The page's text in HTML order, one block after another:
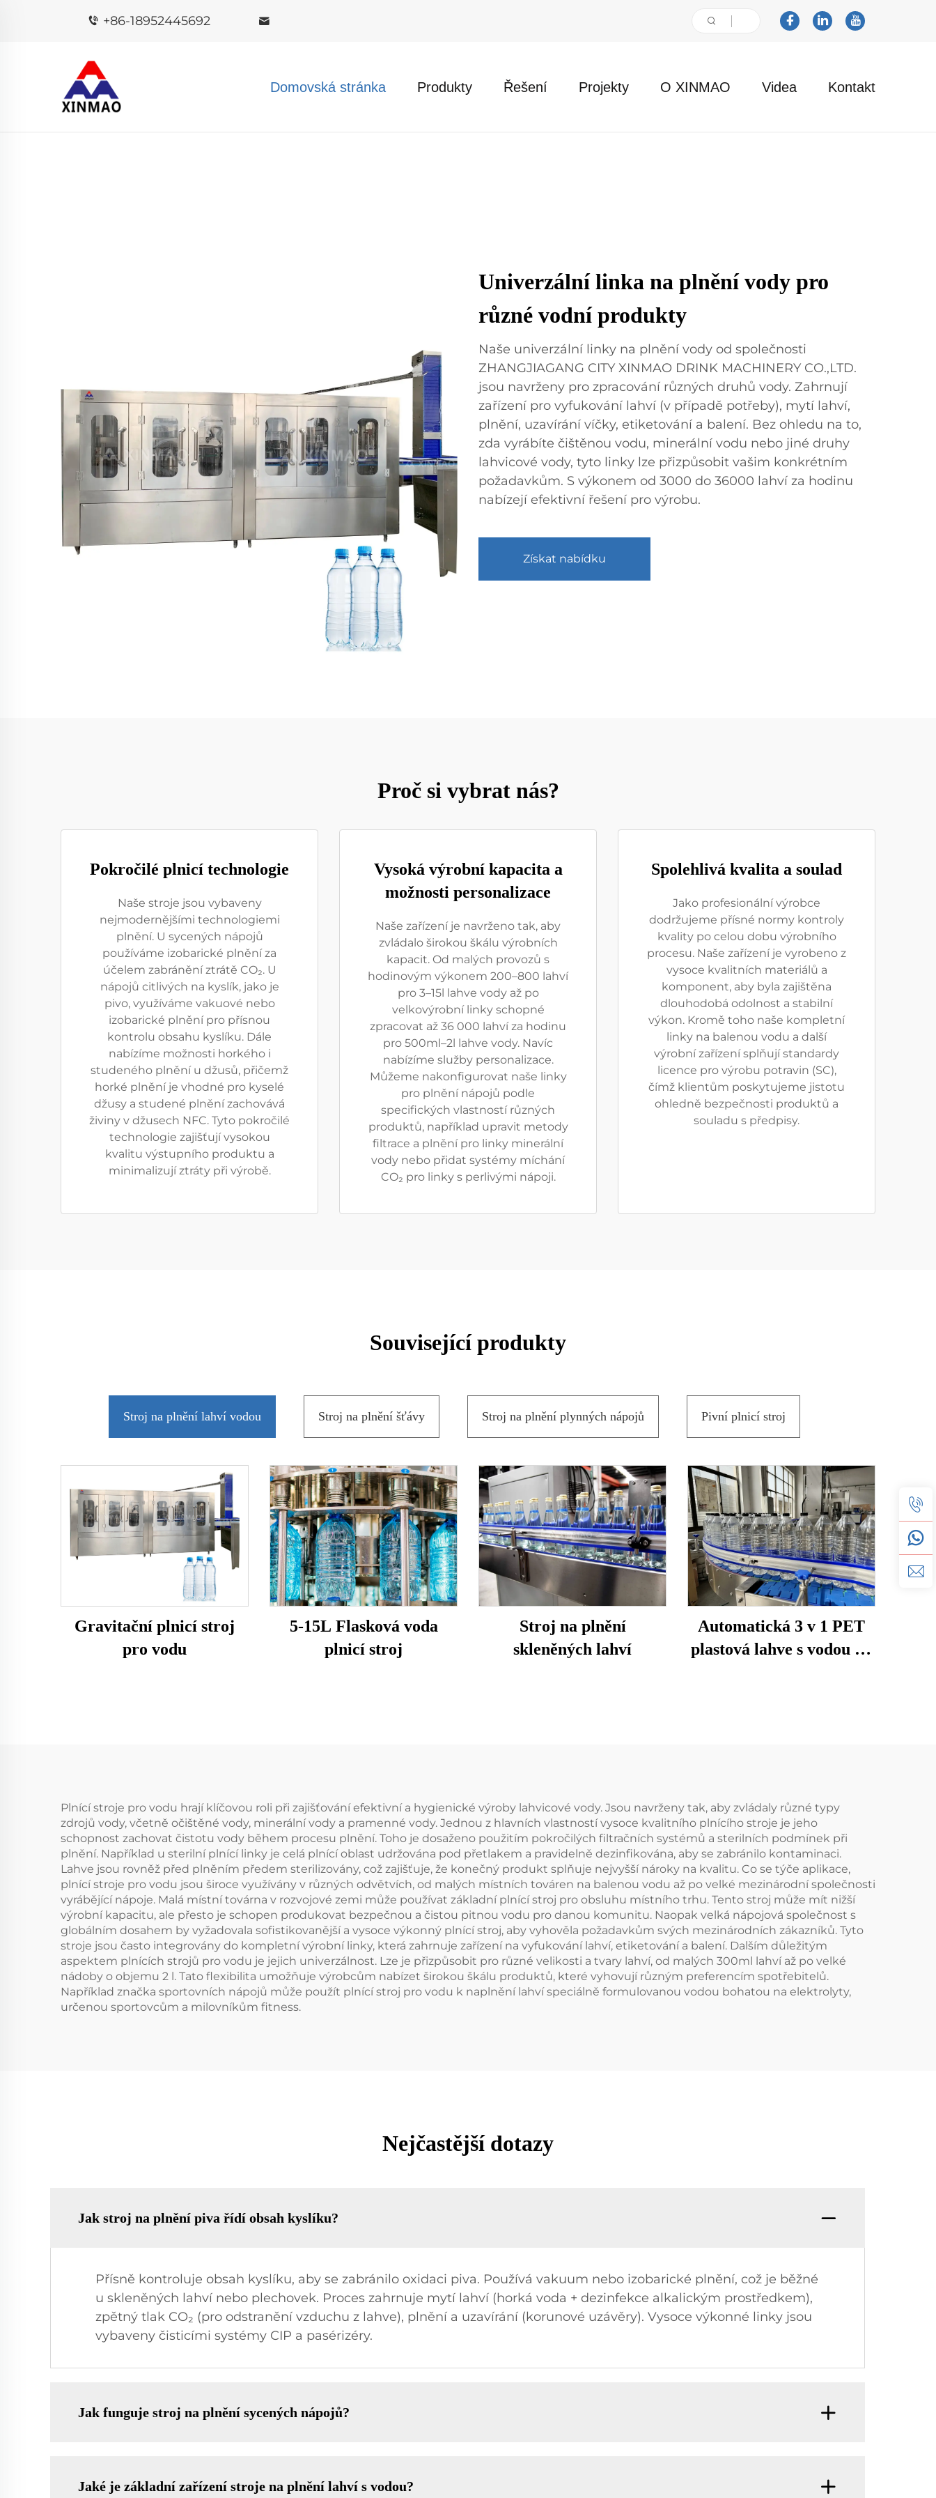
+86-18952445692
Domovská stránka Produkty Řešení Projekty O XINMAO Videa Kontakt
Univerzální linka na plnění vody pro
různé vodní produkty
Naše univerzální linky na plnění vody od společnosti
ZHANGJIAGANG CITY XINMAO DRINK MACHINERY CO.,LTD.
jsou navrženy pro zpracování různých druhů vody. Zahrnují
zařízení pro vyfukování lahví (v případě potřeby), mytí lahví,
plnění, uzavírání víčky, etiketování a balení. Bez ohledu na to,
zda vyrábíte čištěnou vodu, minerální vodu nebo jiné druhy
lahvicové vody, tyto linky lze přizpůsobit vašim konkrétním
požadavkům. S výkonem od 3000 do 36000 lahví za hodinu
nabízejí efektivní řešení pro výrobu.
Získat nabídku
Proč si vybrat nás?
Pokročilé plnicí technologie
Naše stroje jsou vybaveny
nejmodernějšími technologiemi
plnění. U sycených nápojů
používáme izobarické plnění za
účelem zabránění ztrátě CO₂. U
nápojů citlivých na kyslík, jako je
pivo, využíváme vakuové nebo
izobarické plnění pro přísnou
kontrolu obsahu kyslíku. Dále
nabízíme možnosti horkého i
studeného plnění u džusů, přičemž
horké plnění je vhodné pro kyselé
džusy a studené plnění zachovává
živiny v džusech NFC. Tyto pokročilé
technologie zajišťují vysokou
kvalitu výstupního produktu a
minimalizují ztráty při výrobě.
Vysoká výrobní kapacita a
možnosti personalizace
Naše zařízení je navrženo tak, aby
zvládalo širokou škálu výrobních
kapacit. Od malých provozů s
hodinovým výkonem 200–800 lahví
pro 3–15l lahve vody až po
velkovýrobní linky schopné
zpracovat až 36 000 lahví za hodinu
pro 500ml–2l lahve vody. Navíc
nabízíme služby personalizace.
Můžeme nakonfigurovat naše linky
pro plnění nápojů podle
specifických vlastností různých
produktů, například upravit metody
filtrace a plnění pro linky minerální
vody nebo přidat systémy míchání
CO₂ pro linky s perlivými nápoji.
Spolehlivá kvalita a soulad
Jako profesionální výrobce
dodržujeme přísné normy kontroly
kvality po celou dobu výrobního
procesu. Naše zařízení je vyrobeno z
vysoce kvalitních materiálů a
komponent, aby byla zajištěna
dlouhodobá odolnost a stabilní
výkon. Kromě toho naše kompletní
linky na balenou vodu a další
výrobní zařízení splňují standardy
licence pro výrobu potravin (SC),
čímž klientům poskytujeme jistotu
ohledně bezpečnosti produktů a
souladu s předpisy.
Související produkty
Stroj na plnění lahví vodou Stroj na plnění šťávy Stroj na plnění plynných nápojů Pivní plnicí stroj
Gravitační plnicí stroj
pro vodu
5-15L Flasková voda
plnicí stroj
Stroj na plnění
skleněných lahví
Automatická 3 v 1 PET
plastová lahve s vodou na
Plnící stroje pro vodu hrají klíčovou roli při zajišťování efektivní a hygienické výroby lahvicové vody. Jsou navrženy tak, aby zvládaly různé typy
zdrojů vody, včetně očištěné vody, minerální vody a pramenné vody. Jednou z hlavních vlastností vysoce kvalitního plnícího stroje je jeho
schopnost zachovat čistotu vody během procesu plnění. Toho je dosaženo použitím pokročilých filtračních systémů a sterilních podmínek při
plnění. Například u sterilní plnící linky je celá plnící oblast udržována pod přetlakem a pravidelně dezinfikována, aby se zabránilo kontaminaci.
Lahve jsou rovněž před plněním předem sterilizovány, což zajišťuje, že konečný produkt splňuje nejvyšší nároky na kvalitu. Co se týče aplikace,
plnící stroje pro vodu jsou široce využívány v různých odvětvích, od malých místních továren na balenou vodu až po velké mezinárodní společnosti
vyrábějící nápoje. Malá místní továrna v rozvojové zemi může používat základní plnící stroj pro obsluhu místního trhu. Tento stroj může mít nižší
výrobní kapacitu, ale přesto je schopen produkovat bezpečnou a čistou pitnou vodu pro danou komunitu. Naopak velká nápojová společnost s
globálním dosahem by vyžadovala sofistikovanější a vysoce výkonný plnící stroj, aby vyhověla požadavkům svých mezinárodních zákazníků. Tyto
stroje jsou často integrovány do kompletní výrobní linky, která zahrnuje zařízení na vyfukování lahví, etiketování a balení. Dalším důležitým
aspektem plnících strojů pro vodu je jejich univerzálnost. Lze je přizpůsobit pro různé velikosti a tvary lahví, od malých 300ml lahví až po velké
nádoby o objemu 2 l. Tato flexibilita umožňuje výrobcům nabízet širokou škálu produktů, které vyhovují různým preferencím spotřebitelů.
Například značka sportovních nápojů může použít plnící stroj pro vodu k naplnění lahví speciálně formulovanou vodou bohatou na elektrolyty,
určenou sportovcům a milovníkům fitness.
Nejčastější dotazy
Jak stroj na plnění piva řídí obsah kyslíku?
Přísně kontroluje obsah kyslíku, aby se zabránilo oxidaci piva. Používá vakuum nebo izobarické plnění, což je běžné
u skleněných lahví nebo plechovek. Proces zahrnuje mytí lahví (horká voda + dezinfekce alkalickým prostředkem),
zpětný tlak CO₂ (pro odstranění vzduchu z lahve), plnění a uzavírání (korunové uzávěry). Vysoce výkonné linky jsou
vybaveny čisticími systémy CIP a pasérizéry.
Jak funguje stroj na plnění sycených nápojů?
Jaké je základní zařízení stroje na plnění lahví s vodou?